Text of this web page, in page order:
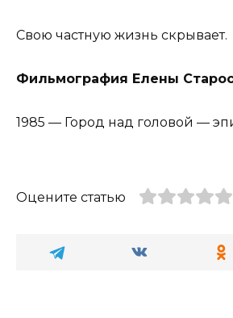
Свою частную жизнь скрывает.
Фильмография Елены
1985 — Город над головой —
Оцените статью